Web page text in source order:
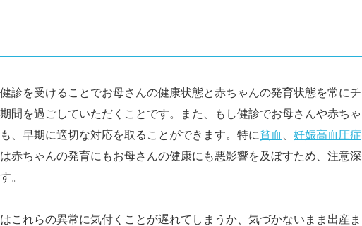
診を受けることでお母さんの健康状態と赤ちゃんの発育状態を常にチ
期間を過ごしていただくことです。また、もし健診でお母さんや赤ちゃ
、早期に適切な対応を取ることができます。特に貧血
妊娠高血圧症
赤ちゃんの発育にもお母さんの健康にも悪影響を及ぼすため、注意深
。
これらの異常に気付くことが遅れてしまうか、気づかないまま出産ま